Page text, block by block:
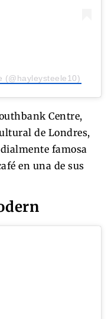
(@hayleysteele10)
Centre,
de Londres,
famosa
en una de sus